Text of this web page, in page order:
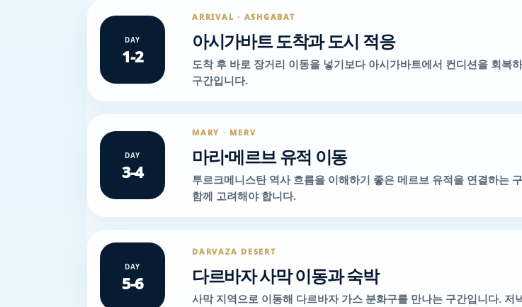
DAY
1-2
ARRIVAL · ASHGABAT
아시가바트 도착과 도시 적응
도착 후 바로 장거리 이동을 넣기보다 아시가바트에서 컨디션을 회복
구간입니다.
DAY
3-4
MARY · MERV
마리·메르브 유적 이동
투르크메니스탄 역사 흐름을 이해하기 좋은 메르브 유적을 연결하는
함께 고려해야 합니다.
DAY
5-6
DARVAZA DESERT
다르바자 사막 이동과 숙박
사막 지역으로 이동해 다르바자 가스 분화구를 만나는 구간입니다. 저